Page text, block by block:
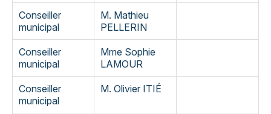
Conseiller
municipal
M. Mathieu
PELLERIN
Conseiller
municipal
Mme Sophie
LAMOUR
Conseiller
municipal
M. Olivier ITIÉ